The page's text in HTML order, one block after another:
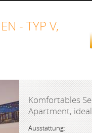
- TYP V,
Komfortables
Apartment,
Ausstattung: